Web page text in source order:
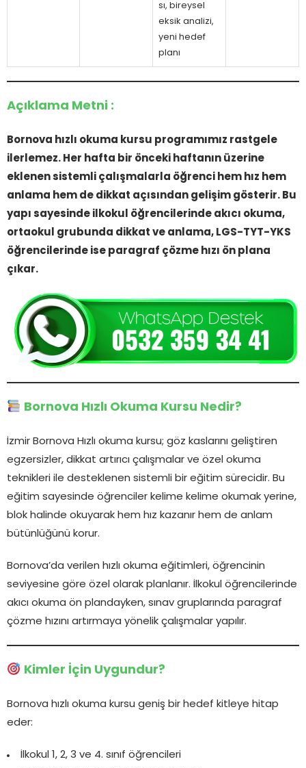
sı, bireysel
eksik analizi,
yeni hedef
planı
Açıklama Metni :
Bornova hızlı okuma kursu programımız rastgele
ilerlemez. Her hafta bir önceki haftanın üzerine
eklenen sistemli çalışmalarla öğrenci hem hız hem
anlama hem de dikkat açısından gelişim gösterir. Bu
yapı sayesinde ilkokul öğrencilerinde akıcı okuma,
ortaokul grubunda dikkat ve anlama, LGS-TYT-YKS
öğrencilerinde ise paragraf çözme hızı ön plana
çıkar.
Bornova Hızlı Okuma Kursu Nedir?
İzmir Bornova Hızlı okuma kursu; göz kaslarını geliştiren
egzersizler, dikkat artırıcı çalışmalar ve özel okuma
teknikleri ile desteklenen sistemli bir eğitim sürecidir. Bu
eğitim sayesinde öğrenciler kelime kelime okumak yerine,
blok halinde okuyarak hem hız kazanır hem de anlam
bütünlüğünü korur.
Bornova’da verilen hızlı okuma eğitimleri, öğrencinin
seviyesine göre özel olarak planlanır. İlkokul öğrencilerinde
akıcı okuma ön plandayken, sınav gruplarında paragraf
çözme hızını artırmaya yönelik çalışmalar yapılır.
Kimler İçin Uygundur?
Bornova hızlı okuma kursu geniş bir hedef kitleye hitap
eder:
İlkokul 1, 2, 3 ve 4. sınıf öğrencileri